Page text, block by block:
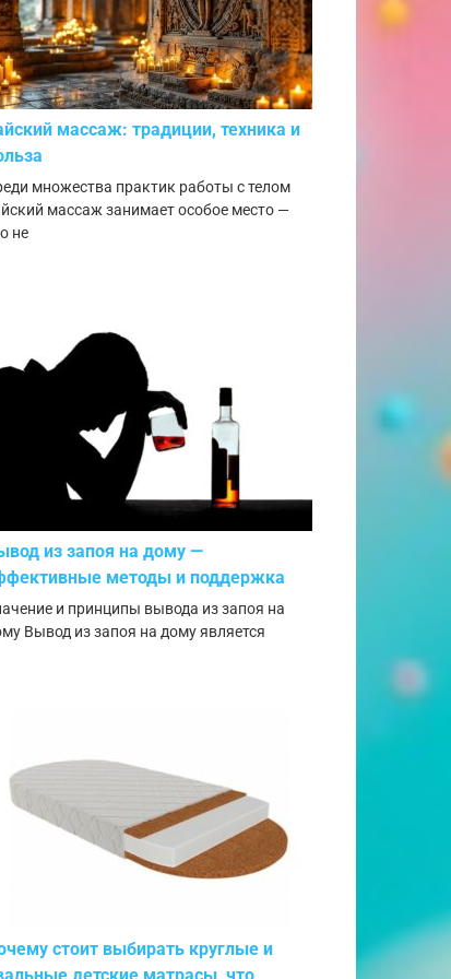
массаж: традиции, техника и
множества практик работы с телом
массаж занимает особое место —
не
из запоя на дому —
методы и поддержка
и принципы вывода из запоя на
Вывод из запоя на дому является
стоит выбирать круглые и